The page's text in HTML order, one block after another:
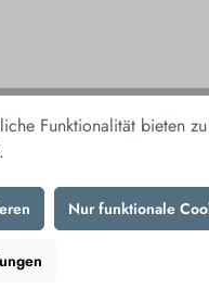
Funktionalität bieten
Nur funktionale